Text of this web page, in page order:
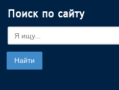
Поиск по сайту